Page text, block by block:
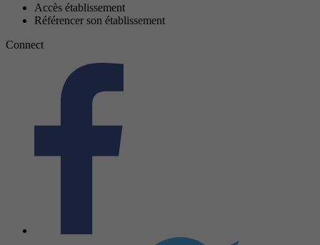
Accès établissement
Référencer son établissement
Connect